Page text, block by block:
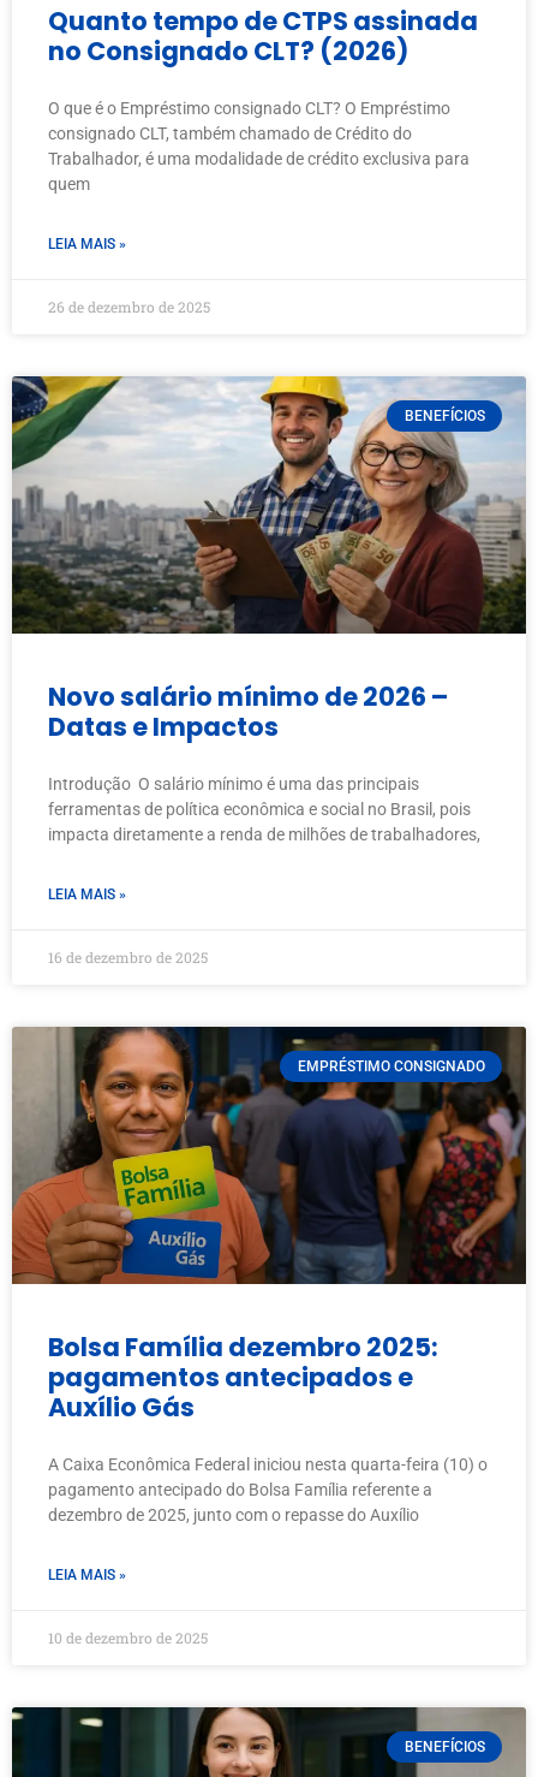
Quanto tempo de CTPS assinada
no Consignado CLT? (2026)
O que é o Empréstimo consignado CLT? O Empréstimo
consignado CLT, também chamado de Crédito do
Trabalhador, é uma modalidade de crédito exclusiva para
quem
LEIA MAIS »
26 de dezembro de 2025
BENEFÍCIOS
Novo salário mínimo de 2026 –
Datas e Impactos
Introdução O salário mínimo é uma das principais
ferramentas de política econômica e social no Brasil, pois
impacta diretamente a renda de milhões de trabalhadores,
LEIA MAIS »
16 de dezembro de 2025
EMPRÉSTIMO CONSIGNADO
Bolsa Família dezembro 2025:
pagamentos antecipados e
Auxílio Gás
A Caixa Econômica Federal iniciou nesta quarta-feira (10) o
pagamento antecipado do Bolsa Família referente a
dezembro de 2025, junto com o repasse do Auxílio
LEIA MAIS »
10 de dezembro de 2025
BENEFÍCIOS